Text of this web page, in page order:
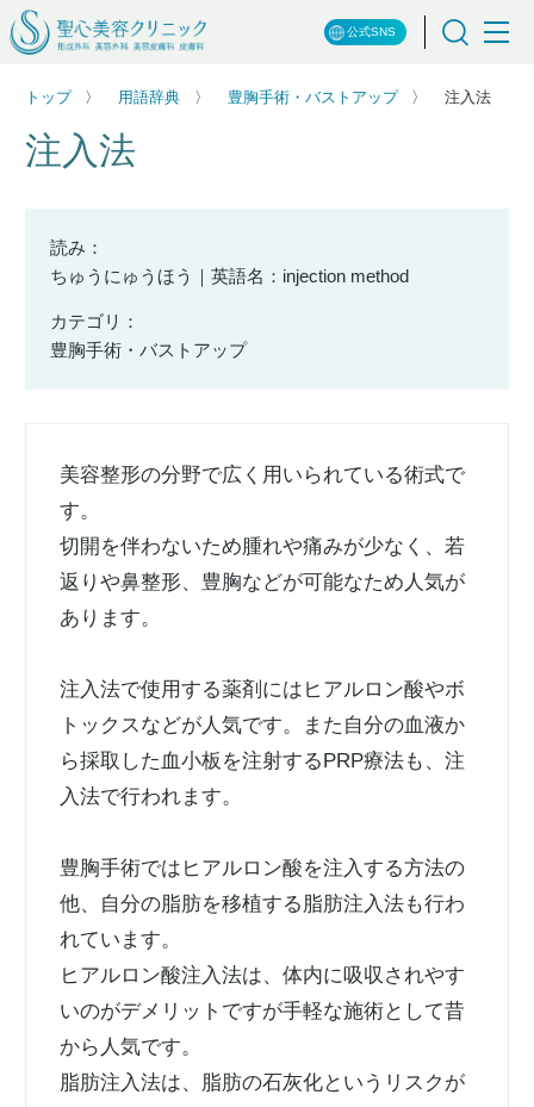
公式SNS
トップ 用語辞典 豊胸手術・バストアップ 注入法
注入法
読み：
ちゅうにゅうほう｜英語名：injection method
カテゴリ：
豊胸手術・バストアップ
美容整形の分野で広く用いられている術式で
す。
切開を伴わないため腫れや痛みが少なく、若
返りや鼻整形、豊胸などが可能なため人気が
あります。
注入法で使用する薬剤にはヒアルロン酸やボ
トックスなどが人気です。また自分の血液か
ら採取した血小板を注射するPRP療法も、注
入法で行われます。
豊胸手術ではヒアルロン酸を注入する方法の
他、自分の脂肪を移植する脂肪注入法も行わ
れています。
ヒアルロン酸注入法は、体内に吸収されやす
いのがデメリットですが手軽な施術として昔
から人気です。
脂肪注入法は、脂肪の石灰化というリスクが